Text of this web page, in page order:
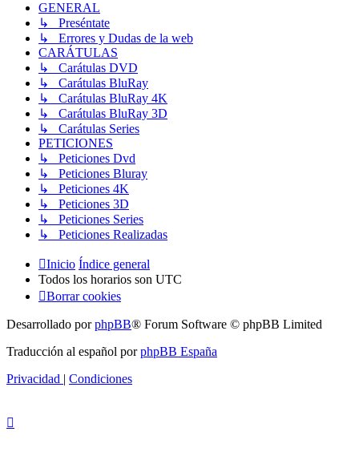
GENERAL
↳ Preséntate
↳ Errores y Dudas de la web
CARÁTULAS
↳ Carátulas DVD
↳ Carátulas BluRay
↳ Carátulas BluRay 4K
↳ Carátulas BluRay 3D
↳ Carátulas Series
PETICIONES
↳ Peticiones Dvd
↳ Peticiones Bluray
↳ Peticiones 4K
↳ Peticiones 3D
↳ Peticiones Series
↳ Peticiones Realizadas
Inicio Índice general
Todos los horarios son UTC
Borrar cookies
Desarrollado porphpBB® Forum Software © phpBB Limited
Traducción al español porphpBB España
Privacidad
Condiciones